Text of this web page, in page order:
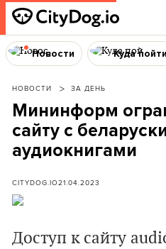
Новости Куда пойти
НОВОСТИ ЗА ДЕНЬ
Мининформ
сайту с
аудиокнигами
CITYDOG.IO21.04.2023
Доступ к сайту